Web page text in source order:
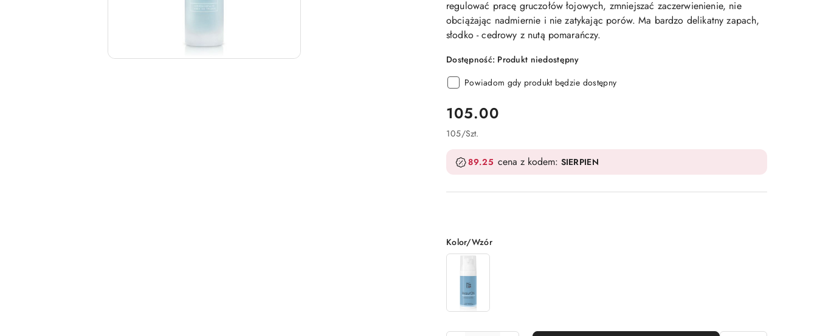
regulować pracę gruczołów łojowych, zmniejszać zaczerwienienie, nie
obciążając nadmiernie i nie zatykając porów. Ma bardzo delikatny zapach,
słodko - cedrowy z nutą pomarańczy.
Dostępność: Produkt niedostępny
Powiadom gdy produkt będzie dostępny
cena:
105.00
105/Szt.
89.25 cena z kodem: SIERPIEN
Wariant
Kolor/Wzór